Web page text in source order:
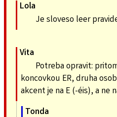
Lola
Je sloveso leer
Vita
Potreba opravit:
koncovkou ER, druha
akcent je na E (-éis), a ne
Tonda